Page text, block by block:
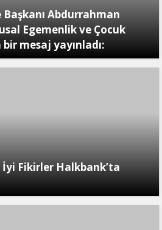
Abdurrahman
Egemenlik ve Çocuk
bir mesaj yayınladı:
İyi Fikirler Halkbank’ta